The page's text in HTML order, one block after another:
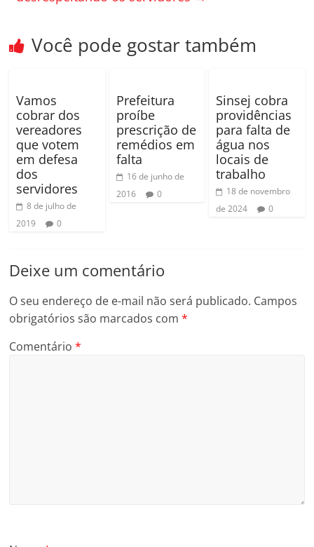
Você pode gostar também
Vamos
cobrar dos
vereadores
que votem
em defesa
dos
servidores
8 de julho de
2019
0
Prefeitura
proíbe
prescrição de
remédios em
falta
16 de junho de
2016
0
Sinsej cobra
providências
para falta de
água nos
locais de
trabalho
18 de novembro
de 2024
0
Deixe um comentário
O seu endereço de e-mail não será publicado. Campos
obrigatórios são marcados com*
Comentário*